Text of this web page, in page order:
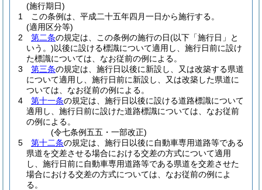
(施行期日)
1
この条例は、平成二十五年四月一日から施行する。
(適用区分等)
2
第二条の規定は、この条例の施行の日(以下「施行日」と
いう。)以後に設ける標識について適用し、施行日前に設け
た標識については、なお従前の例による。
3
第三条の規定は、施行日以後に新設し、又は改築する県道
について適用し、施行日前に新設し、又は改築した県道に
ついては、なお従前の例による。
4
第十一条の規定は、施行日以後に設ける道路標識について
適用し、施行日前に設けた道路標識については、なお従前
の例による。
(令七条例五五・一部改正)
5
第十二条の規定は、施行日以後に自動車専用道路等である
県道を交差させる場合における交差の方式について適用
し、施行日前に自動車専用道路等である県道を交差させた
場合における交差の方式については、なお従前の例によ
る。